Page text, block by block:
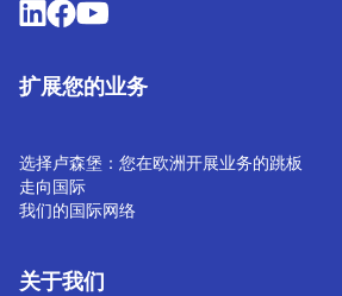
扩展您的业务
选择卢森堡：您在欧洲开展业务的跳板
走向国际
我们的国际网络
关于我们